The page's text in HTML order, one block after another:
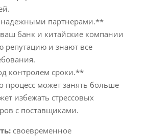
надежными партнерами.**
банк и китайские компании
и знают все
контролем сроки.**
процесс может занять больше
избежать стрессовых
с поставщиками.
своевременное